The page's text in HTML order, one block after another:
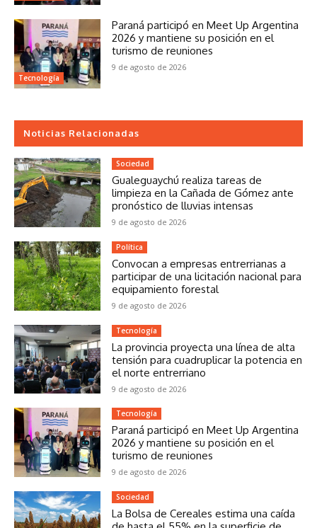
Tecnología
Paraná participó en Meet Up Argentina
2026 y mantiene su posición en el
turismo de reuniones
9 de agosto de 2026
Noticias Relacionadas
Sociedad
Gualeguaychú realiza tareas de
limpieza en la Cañada de Gómez ante
pronóstico de lluvias intensas
9 de agosto de 2026
Política
Convocan a empresas entrerrianas a
participar de una licitación nacional para
equipamiento forestal
9 de agosto de 2026
Tecnología
La provincia proyecta una línea de alta
tensión para cuadruplicar la potencia en
el norte entrerriano
9 de agosto de 2026
Tecnología
Paraná participó en Meet Up Argentina
2026 y mantiene su posición en el
turismo de reuniones
9 de agosto de 2026
Sociedad
La Bolsa de Cereales estima una caída